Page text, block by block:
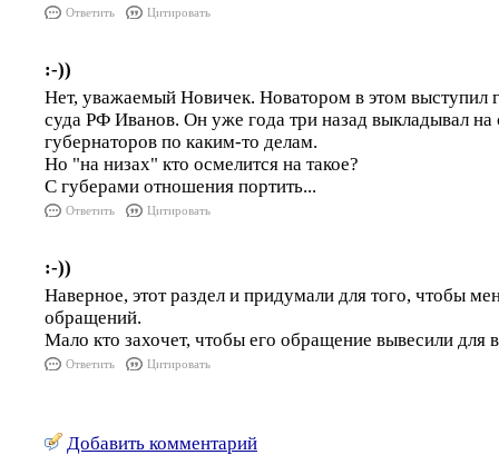
Ответить Цитировать
:-))
Нет, уважаемый Новичек. Новатором в этом выступил
суда РФ Иванов. Он уже года три назад выкладывал
губернаторов по каким-то делам.
Но "на низах" кто осмелится на такое?
С губерами отношения портить...
Ответить Цитировать
:-))
Наверное, этот раздел и придумали для того, чтобы
обращений.
Мало кто захочет, чтобы его обращение вывесили для
Ответить Цитировать
Добавить комментарий